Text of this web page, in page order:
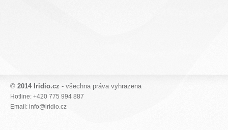
© 2014 Iridio.cz - všechna práva vyhrazena
Hotline: +420 775 994 887
Email: info@iridio.cz